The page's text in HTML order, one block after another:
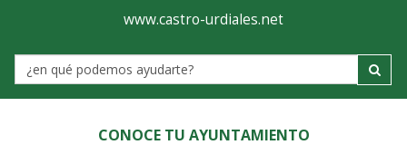
Ayuntamiento
de
Castro-
Urdiales
www.castro-urdiales.net
Label
CONOCE TU AYUNTAMIENTO